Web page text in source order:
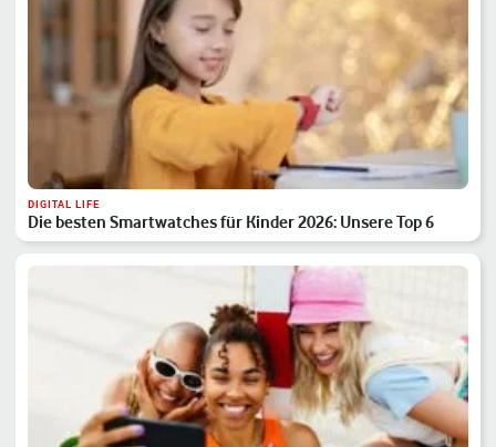
DIGITAL LIFE
Die besten Smartwatches für Kinder 2026: Unsere Top 6